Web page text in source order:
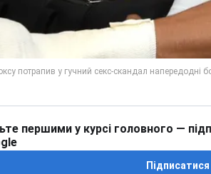
першими у курсі головного —
Підписатися